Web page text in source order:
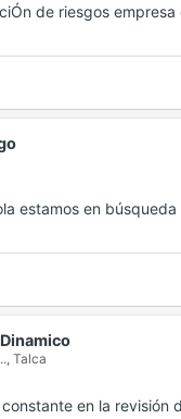
de riesgos
estamos en
Talca
en la revisión